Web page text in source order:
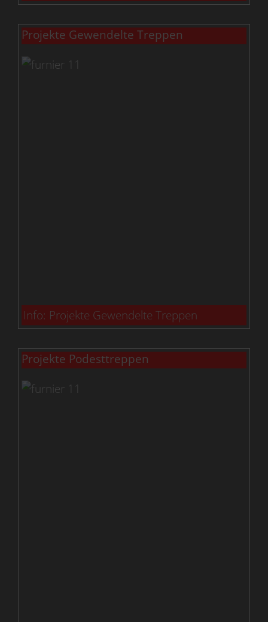
Projekte Gewendelte Treppen
Info: Projekte Gewendelte Treppen
Projekte Podesttreppen